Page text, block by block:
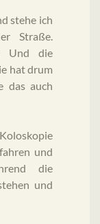
stehe ich
Straße.
Und die
hat drum
das auch
und
die
und